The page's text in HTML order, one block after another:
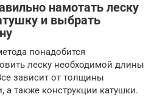
намотать леску
и выбрать
понадобится
леску необходимой длины
зависит от толщины
а также конструкции катушки.